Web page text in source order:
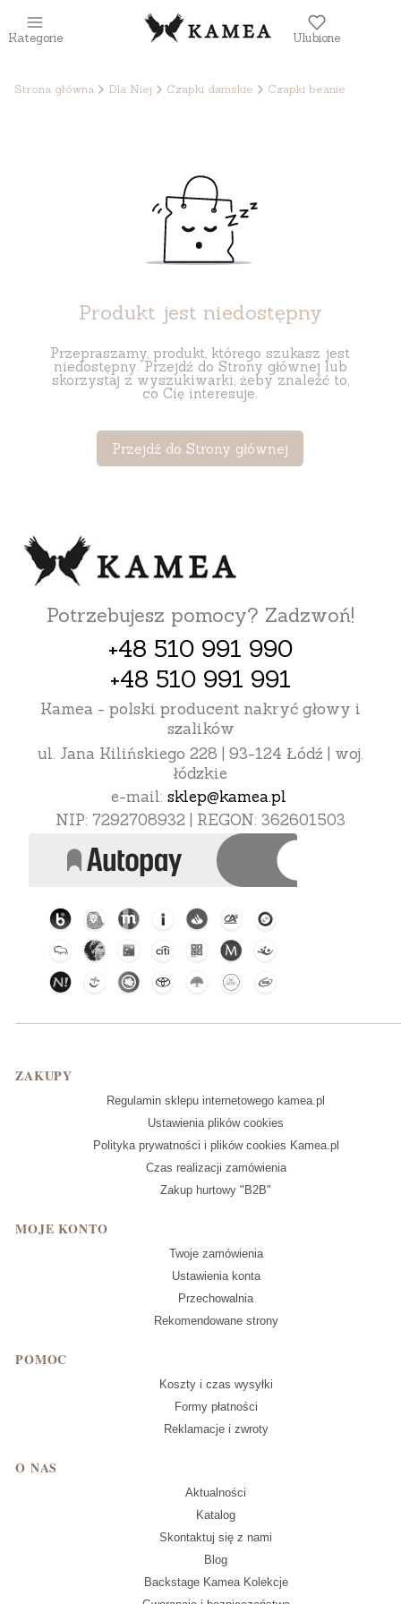
Kategorie Ulubione
Strona główna Dla Niej Czapki damskie Czapki beanie
Produkt jest niedostępny
Przepraszamy, produkt, którego szukasz jest
niedostępny. Przejdź do Strony głównej lub
skorzystaj z wyszukiwarki, żeby znaleźć to,
co Cię interesuje.
Przejdź do Strony głównej
Potrzebujesz pomocy? Zadzwoń!
+48 510 991 990
+48 510 991 991
Kamea - polski producent nakryć głowy i
szalików
ul. Jana Kilińskiego 228 | 93-124 Łódź | woj.
łódzkie
e-mail: sklep@kamea.pl
NIP: 7292708932 | REGON: 362601503
Linki w stopce
ZAKUPY
Regulamin sklepu internetowego kamea.pl
Ustawienia plików cookies
Polityka prywatności i plików cookies Kamea.pl
Czas realizacji zamówienia
Zakup hurtowy "B2B"
MOJE KONTO
Twoje zamówienia
Ustawienia konta
Przechowalnia
Rekomendowane strony
POMOC
Koszty i czas wysyłki
Formy płatności
Reklamacje i zwroty
O NAS
Aktualności
Katalog
Skontaktuj się z nami
Blog
Backstage Kamea Kolekcje